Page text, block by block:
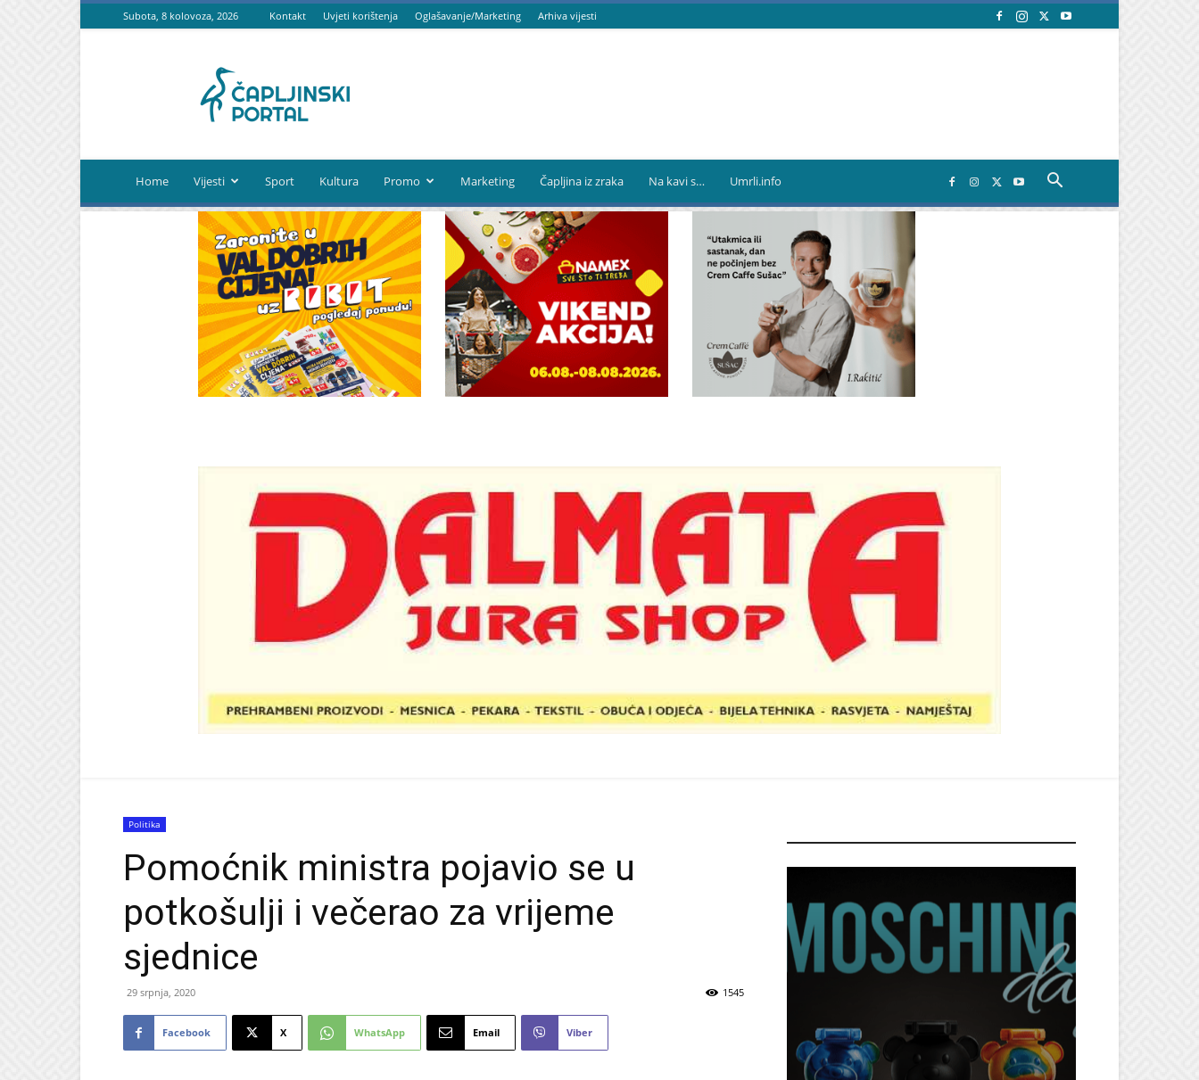
Subota, 8 kolovoza, 2026 Kontakt Uvjeti korištenja Oglašavanje/Marketing Arhiva vijesti
portal
Home Vijesti Sport Kultura Promo Marketing Čapljina iz zraka Na kavi s… Umrli.info
Politika
Pomoćnik ministra pojavio se u
potkošulji i večerao za vrijeme
sjednice
29 srpnja, 2020 1545
Facebook X WhatsApp Email Viber